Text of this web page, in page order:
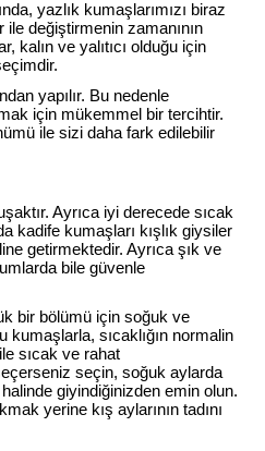
yazlık kumaşlarımızı biraz
değiştirmenin zamanının
kalın ve yalıtıcı olduğu için
yapılır. Bu nedenle
için mükemmel bir tercihtir.
ile sizi daha fark edilebilir
Ayrıca iyi derecede sıcak
kadife kumaşları kışlık giysiler
getirmektedir. Ayrıca şık ve
bile güvenle
bir bölümü için soğuk ve
kumaşlarla, sıcaklığın normalin
sıcak ve rahat
seçin, soğuk aylarda
giyindiğinizden emin olun.
yerine kış aylarının tadını